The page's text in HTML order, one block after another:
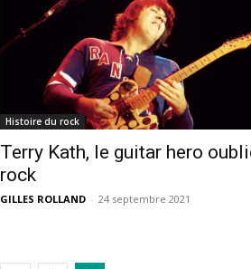
Histoire du rock
Terry Kath, le guitar hero
rock
GILLES ROLLAND - 24 septembre 2021